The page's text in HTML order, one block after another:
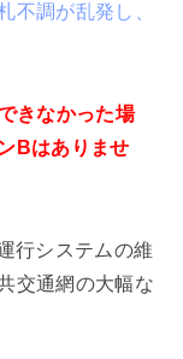
不調が乱発し、
きなかった場
Bはありませ
行システムの維
交通網の大幅な